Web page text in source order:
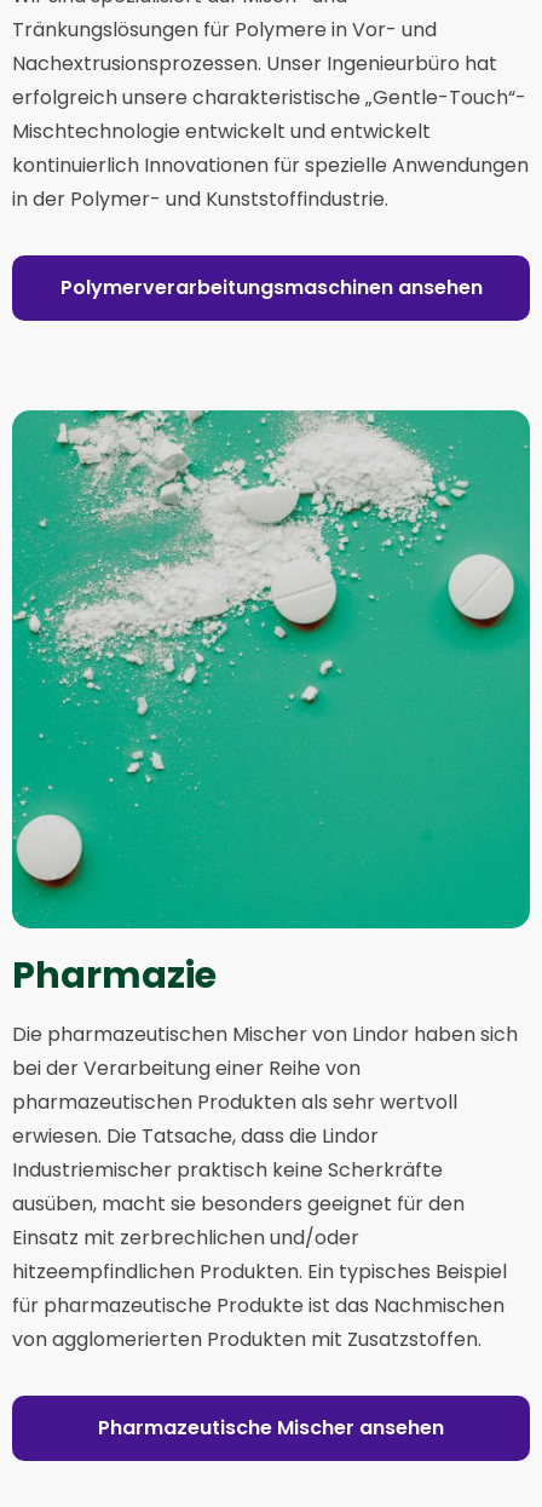
Tränkungslösungen für Polymere in Vor- und
Nachextrusionsprozessen. Unser Ingenieurbüro hat
erfolgreich unsere charakteristische „Gentle-Touch“-
Mischtechnologie entwickelt und entwickelt
kontinuierlich Innovationen für spezielle Anwendungen
in der Polymer- und Kunststoffindustrie.
Polymerverarbeitungsmaschinen ansehen
Pharmazie
Die pharmazeutischen Mischer von Lindor haben sich
bei der Verarbeitung einer Reihe von
pharmazeutischen Produkten als sehr wertvoll
erwiesen. Die Tatsache, dass die Lindor
Industriemischer praktisch keine Scherkräfte
ausüben, macht sie besonders geeignet für den
Einsatz mit zerbrechlichen und/oder
hitzeempfindlichen Produkten. Ein typisches Beispiel
für pharmazeutische Produkte ist das Nachmischen
von agglomerierten Produkten mit Zusatzstoffen.
Pharmazeutische Mischer ansehen